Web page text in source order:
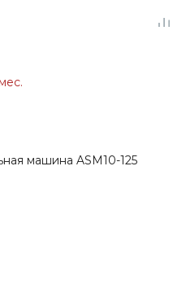
машина ASM10-125